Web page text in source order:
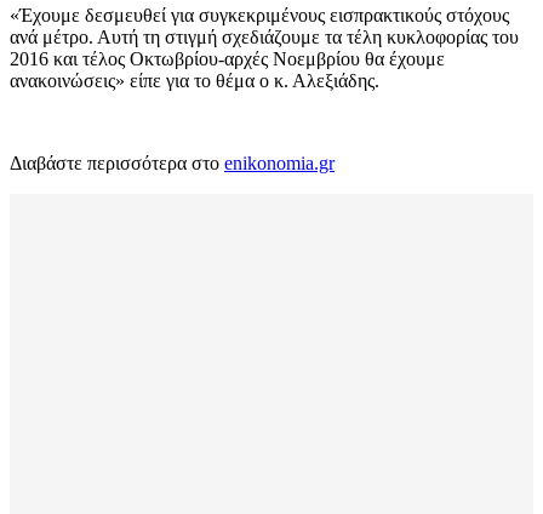
«Έχουμε δεσμευθεί για συγκεκριμένους εισπρακτικούς στόχους
ανά μέτρο. Αυτή τη στιγμή σχεδιάζουμε τα τέλη κυκλοφορίας του
2016 και τέλος Οκτωβρίου-αρχές Νοεμβρίου θα έχουμε
ανακοινώσεις» είπε για το θέμα ο κ. Αλεξιάδης.
Διαβάστε περισσότερα στο enikonomia.gr